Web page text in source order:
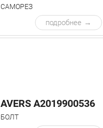
САМОРЕЗ
подробнее
AVERS A2019900536
БОЛТ